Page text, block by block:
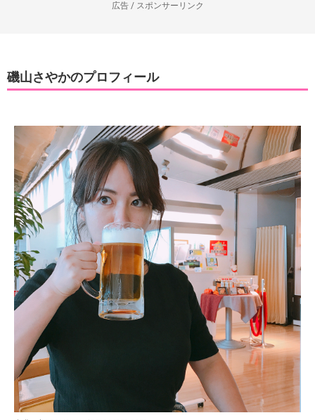
広告 / スポンサーリンク
磯山さやかのプロフィール